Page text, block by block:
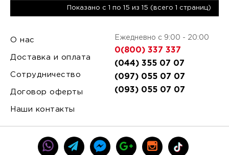
Показано с 1 по 15 из 15 (всего 1 страниц)
О нас
Доставка и оплата
Сотрудничество
Договор оферты
Наши контакты
Ежедневно с 9:00 - 20:00
0(800) 337 337
(044) 355 07 07
(097) 055 07 07
(093) 055 07 07